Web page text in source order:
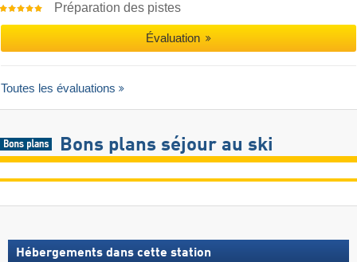
Préparation des pistes
Évaluation
Toutes les évaluations
Bons plans séjour au ski
Hébergements dans cette station